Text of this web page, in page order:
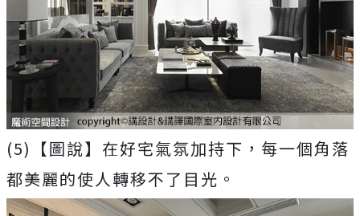
(5)【圖說】在好宅氣氛加持下，每一個角落
都美麗的使人轉移不了目光。